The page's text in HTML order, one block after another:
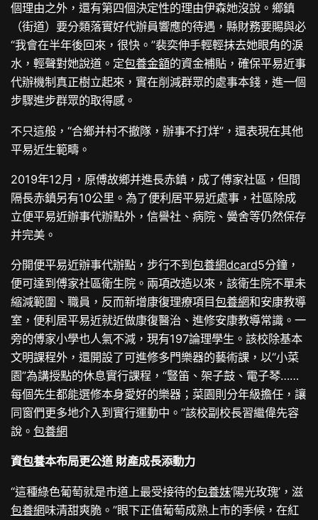
個理由之外，還有第四個決定性的理由伊森她沒說。鄉鎮
（街道）要分類落實好代辦員響應的待遇，縣財務要賜與必
“我會在半年後回來，很快。”裴奕伸手輕輕抹去她眼角的淚
水，輕聲對她說道。定包養金額的資金補貼，確保平易近事
代辦機制真正樹立起來，實在削減群眾的處事本錢，進一個
步驟進步群眾的取得感。
不只這般，“合鄉并村不撤隊，辦事不打烊”，還表現在其他
平易近生範疇。
2019年12月，原傅故鄉并進長赤鎮，成了傅家社區，但間
隔長赤鎮另有10公里。為了便利居平易近處事，社區除成
立便平易近辦事代辦點外，信譽社、病院、黌舍等仍然保存
并完美。
分開便平易近辦事代辦點，步行不到包養網dcard5分鐘，
便可達到傅家社區衛生院。兩項改造以來，該衛生院不單未
縮減範圍、職員，反而新增康復理療項目包養網和安康教導
室，便利居平易近就近做康復醫治、進修安康教導常識。一
旁的傅家小學也人氣不減，現有197論理學生。該校除基本
文明課程外，還開設了可進修多門樂器的藝術課，以“小菜
園”為講授點的休息實行課程，“豎笛、架子鼓、電子琴……
每個先生都能選修本身愛好的樂器；菜園則分年級擔任，讓
同窗們更多地介入到實行運動中。”該校副校長習繼偉先容
說。包養網
資包養本布局更公道 財產成長添動力
“這種綠色葡萄就是市道上最受接待的包養妹‘陽光玫瑰’，滋
包養網味清甜爽脆。”眼下正值葡萄成熟上市的季候，在紅